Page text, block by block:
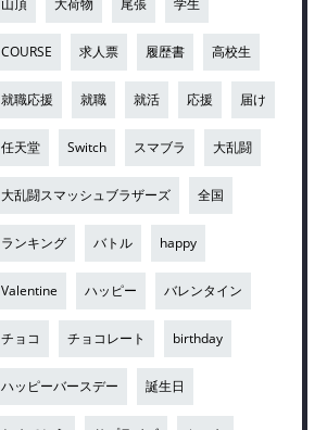
山頂 大荷物 尾張 学生
COURSE 求人票 履歴書 高校生
就職応援 就職 就活 応援 届け
任天堂 Switch スマブラ 大乱闘
大乱闘スマッシュブラザーズ 全国
ランキング バトル happy
Valentine ハッピー バレンタイン
チョコ チョコレート birthday
ハッピーバースデー 誕生日